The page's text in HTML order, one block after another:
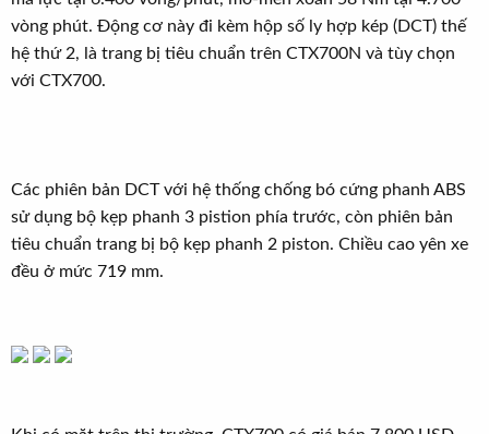
vòng phút. Động cơ này đi kèm hộp số ly hợp kép (DCT) thế
hệ thứ 2, là trang bị tiêu chuẩn trên CTX700N và tùy chọn
với CTX700.
Các phiên bản DCT với hệ thống chống bó cứng phanh ABS
sử dụng bộ kẹp phanh 3 pistion phía trước, còn phiên bản
tiêu chuẩn trang bị bộ kẹp phanh 2 piston. Chiều cao yên xe
đều ở mức 719 mm.